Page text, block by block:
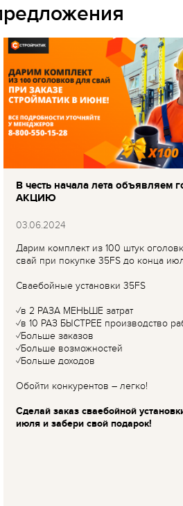
В честь начала лета объявляем
АКЦИЮ
03.06.2024
Дарим комплект из 100 штук
свай при покупке 35FS до конца
Сваебойные установки 35FS
✓в 2 РАЗА МЕНЬШЕ затрат
✓в 10 РАЗ БЫСТРЕЕ производство
✓Больше заказов
✓Больше возможностей
✓Больше доходов
Обойти конкурентов – легко!
Сделай заказ сваебойной
июля и забери свой подарок!